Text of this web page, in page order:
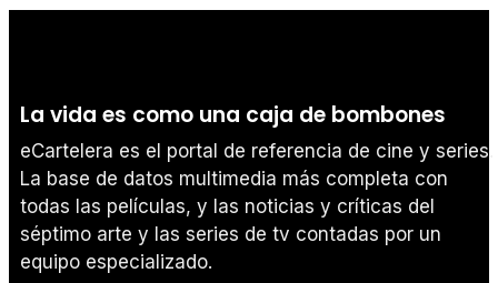
La vida es como una caja de bombones
eCartelera es el portal de referencia de cine y series.
La base de datos multimedia más completa con
todas las películas, y las noticias y críticas del
séptimo arte y las series de tv contadas por un
equipo especializado.